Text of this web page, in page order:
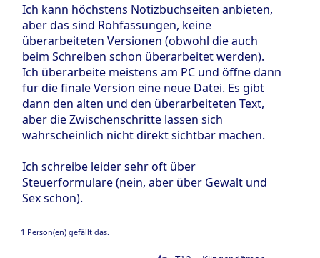
Ich kann höchstens Notizbuchseiten anbieten,
aber das sind Rohfassungen, keine
überarbeiteten Versionen (obwohl die auch
beim Schreiben schon überarbeitet werden).
Ich überarbeite meistens am PC und öffne dann
für die finale Version eine neue Datei. Es gibt
dann den alten und den überarbeiteten Text,
aber die Zwischenschritte lassen sich
wahrscheinlich nicht direkt sichtbar machen.
Ich schreibe leider sehr oft über
Steuerformulare (nein, aber über Gewalt und
Sex schon).
1 Person(en) gefällt das.